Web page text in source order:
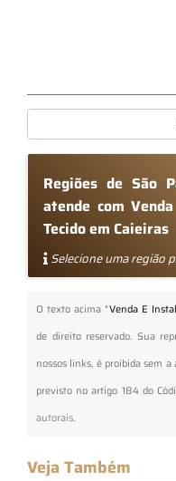
Regiões de São
atende com
Tecido em Caieiras
Selecione uma região
O texto acima "Venda E
de direito reservado. Sua
nossos links, é proibida sem
previsto no artigo 184 do
autorais.
Veja Também